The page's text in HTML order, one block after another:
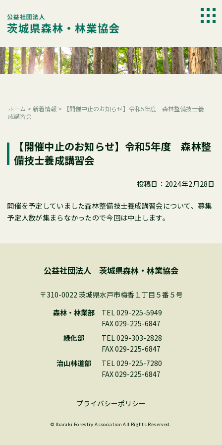
content
ホーム > 新着情報 >
【開催中止のお知らせ】令和5年度 森林整備技士養
成講習会
【開催中止のお知らせ】令和5年度 森林整
備技士養成講習会
投稿日：2024年2月28日
開催を予定していました森林整備技士養成講習会について、募集
予定人数が集まらなかったので今回は中止します。
公益社団法人 茨城県森林・林業協会
〒310-0022 茨城県水戸市梅香１丁目５番５号
森林・林業部
TEL 029-225-5949
FAX 029-225-6847
緑化部
TEL 029-303-2828
FAX 029-225-6847
治山林道部
TEL 029-225-7280
FAX 029-225-6847
プライバシーポリシー
© Ibaraki Forestry Association All Rights Reserved.